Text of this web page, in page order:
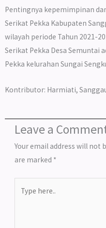
Pentingnya kepemimpinan
Serikat Pekka Kabupaten
wilayah periode Tahun 2021-
Serikat Pekka Desa Semuntai
Pekka kelurahan Sungai
Kontributor: Harmiati,
Leave a
Your email address will not
are marked *
here..